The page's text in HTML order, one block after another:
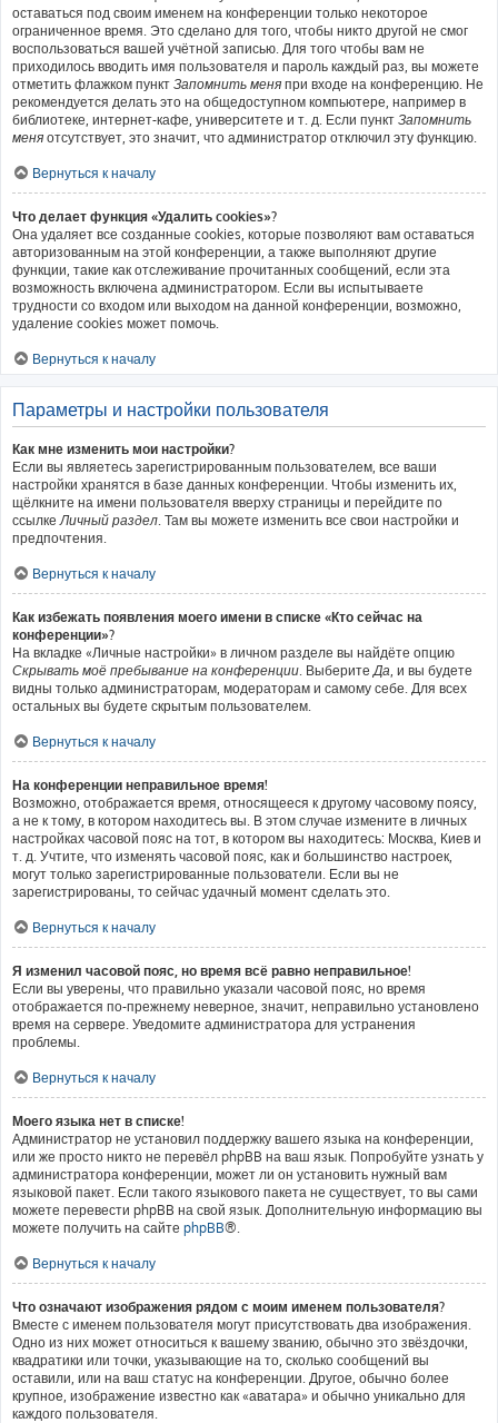
оставаться под своим именем на конференции только некоторое
ограниченное время. Это сделано для того, чтобы никто другой не смог
воспользоваться вашей учётной записью. Для того чтобы вам не
приходилось вводить имя пользователя и пароль каждый раз, вы можете
отметить флажком пункт Запомнить меня при входе на конференцию. Не
рекомендуется делать это на общедоступном компьютере, например в
библиотеке, интернет-кафе, университете и т. д. Если пункт Запомнить
меня отсутствует, это значит, что администратор отключил эту функцию.
Вернуться к началу
Что делает функция «Удалить cookies»?
Она удаляет все созданные cookies, которые позволяют вам оставаться
авторизованным на этой конференции, а также выполняют другие
функции, такие как отслеживание прочитанных сообщений, если эта
возможность включена администратором. Если вы испытываете
трудности со входом или выходом на данной конференции, возможно,
удаление cookies может помочь.
Вернуться к началу
Параметры и настройки пользователя
Как мне изменить мои настройки?
Если вы являетесь зарегистрированным пользователем, все ваши
настройки хранятся в базе данных конференции. Чтобы изменить их,
щёлкните на имени пользователя вверху страницы и перейдите по
ссылкеЛичный раздел. Там вы можете изменить все свои настройки и
предпочтения.
Вернуться к началу
Как избежать появления моего имени в списке «Кто сейчас на
конференции»?
На вкладке «Личные настройки» в личном разделе вы найдёте опцию
Скрывать моё пребывание на конференции. ВыберитеДа, и вы будете
видны только администраторам, модераторам и самому себе. Для всех
остальных вы будете скрытым пользователем.
Вернуться к началу
На конференции неправильное время!
Возможно, отображается время, относящееся к другому часовому поясу,
а не к тому, в котором находитесь вы. В этом случае измените в личных
настройках часовой пояс на тот, в котором вы находитесь: Москва, Киев и
т. д. Учтите, что изменять часовой пояс, как и большинство настроек,
могут только зарегистрированные пользователи. Если вы не
зарегистрированы, то сейчас удачный момент сделать это.
Вернуться к началу
Я изменил часовой пояс, но время всё равно неправильное!
Если вы уверены, что правильно указали часовой пояс, но время
отображается по-прежнему неверное, значит, неправильно установлено
время на сервере. Уведомите администратора для устранения
проблемы.
Вернуться к началу
Моего языка нет в списке!
Администратор не установил поддержку вашего языка на конференции,
или же просто никто не перевёл phpBB на ваш язык. Попробуйте узнать у
администратора конференции, может ли он установить нужный вам
языковой пакет. Если такого языкового пакета не существует, то вы сами
можете перевести phpBB на свой язык. Дополнительную информацию вы
можете получить на сайте phpBB®.
Вернуться к началу
Что означают изображения рядом с моим именем пользователя?
Вместе с именем пользователя могут присутствовать два изображения.
Одно из них может относиться к вашему званию, обычно это звёздочки,
квадратики или точки, указывающие на то, сколько сообщений вы
оставили, или на ваш статус на конференции. Другое, обычно более
крупное, изображение известно как «аватара» и обычно уникально для
каждого пользователя.